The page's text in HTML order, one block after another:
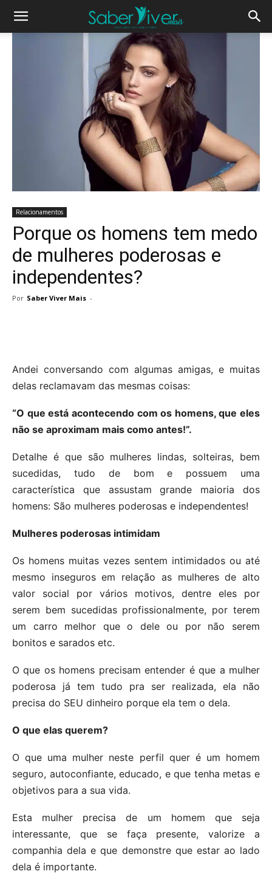
Relacionamentos
Porque os homens tem medo
de mulheres poderosas e
independentes?
Por Saber Viver Mais -
Andei conversando com algumas amigas, e muitas
delas reclamavam das mesmas coisas:
“O que está acontecendo com os homens, que eles
não se aproximam mais como antes!”.
Detalhe é que são mulheres lindas, solteiras, bem
sucedidas, tudo de bom e possuem uma
característica que assustam grande maioria dos
homens: São mulheres poderosas e independentes!
Mulheres poderosas intimidam
Os homens muitas vezes sentem intimidados ou até
mesmo inseguros em relação as mulheres de alto
valor social por vários motivos, dentre eles por
serem bem sucedidas profissionalmente, por terem
um carro melhor que o dele ou por não serem
bonitos e sarados etc.
O que os homens precisam entender é que a mulher
poderosa já tem tudo pra ser realizada, ela não
precisa do SEU dinheiro porque ela tem o dela.
O que elas querem?
O que uma mulher neste perfil quer é um homem
seguro, autoconfiante, educado, e que tenha metas e
objetivos para a sua vida.
Esta mulher precisa de um homem que seja
interessante, que se faça presente, valorize a
companhia dela e que demonstre que estar ao lado
dela é importante.